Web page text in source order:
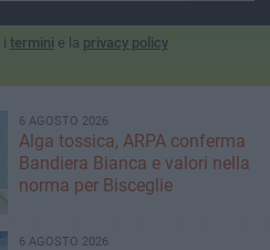
i termini e la privacy policy
6 AGOSTO 2026
Alga tossica, ARPA conferma
Bandiera Bianca e valori nella
norma per Bisceglie
6 AGOSTO 2026